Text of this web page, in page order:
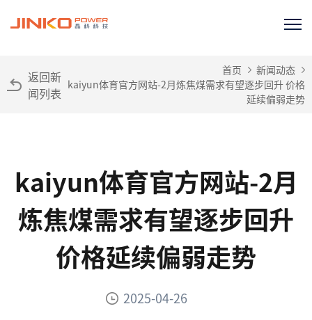
返回新
闻列表
首页
新闻动态
kaiyun体育官方网站-2月炼焦煤需求有望逐步回升 价格
延续偏弱走势
kaiyun体育官方网站-2月
炼焦煤需求有望逐步回升
价格延续偏弱走势
2025-04-26